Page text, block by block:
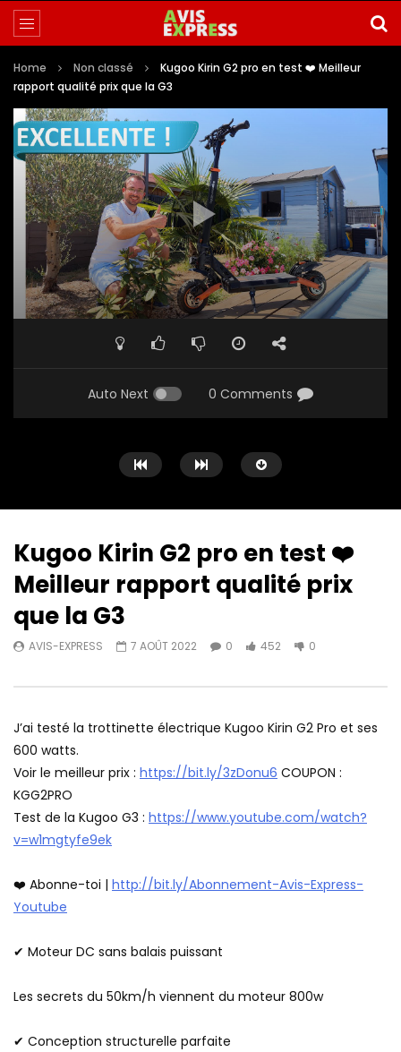
Home Non classé
Kugoo Kirin G2 pro en test ❤️ Meilleur
rapport qualité prix que la G3
Auto Next 0 Comments
Watch Later
MOINS de 10€ pour ce casque à
conduction osseuse Xiaomi ?
0
245 0
Fire TV Stick ?
0
400 0
Kugoo Kirin G2 pro en test ❤️
Meilleur rapport qualité prix
que la G3
AVIS-EXPRESS 7 AOÛT 2022 0 452 0
J’ai testé la trottinette électrique Kugoo Kirin G2 Pro et ses
600 watts.
Voir le meilleur prix : https://bit.ly/3zDonu6 COUPON :
KGG2PRO
Test de la Kugoo G3 : https://www.youtube.com/watch?
v=w1mgtyfe9ek
❤️ Abonne-toi | http://bit.ly/Abonnement-Avis-Express-
Youtube
✔ Moteur DC sans balais puissant
Les secrets du 50km/h viennent du moteur 800w
✔ Conception structurelle parfaite